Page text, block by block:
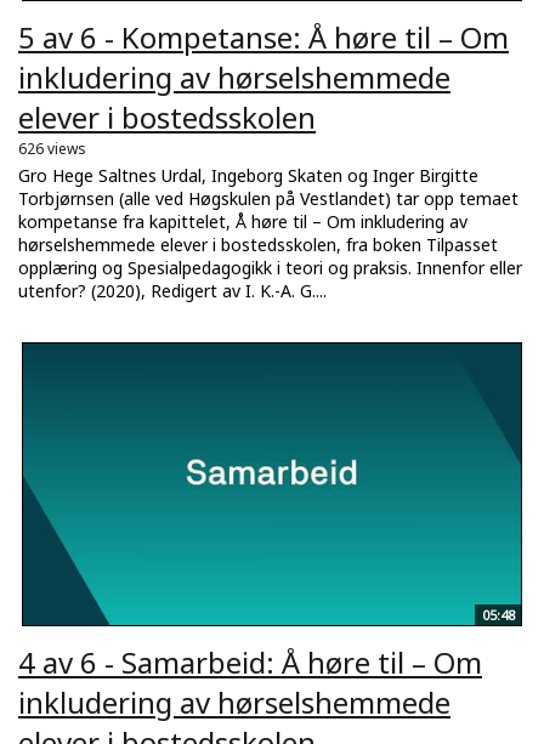
5 av 6 - Kompetanse: Å høre til – Om
inkludering av hørselshemmede
elever i bostedsskolen
626 views
Gro Hege Saltnes Urdal, Ingeborg Skaten og Inger Birgitte
Torbjørnsen (alle ved Høgskulen på Vestlandet) tar opp temaet
kompetanse fra kapittelet, Å høre til – Om inkludering av
hørselshemmede elever i bostedsskolen, fra boken Tilpasset
opplæring og Spesialpedagogikk i teori og praksis. Innenfor eller
utenfor? (2020), Redigert av I. K.-A. G....
05:48
4 av 6 - Samarbeid: Å høre til – Om
inkludering av hørselshemmede